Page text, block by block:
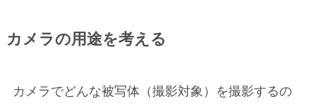
カメラの用途を考える
カメラでどんな被写体（撮影対象）を撮影するの